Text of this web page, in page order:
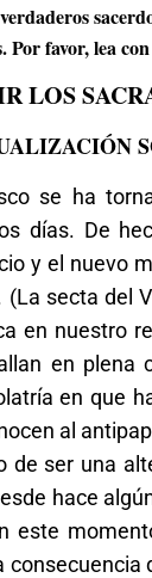
favor, lea
LOS
se ha
días. De
y el nuevo
secta del
en nuestro
en plena
en que
al
ser una
hace
este
consecuencia